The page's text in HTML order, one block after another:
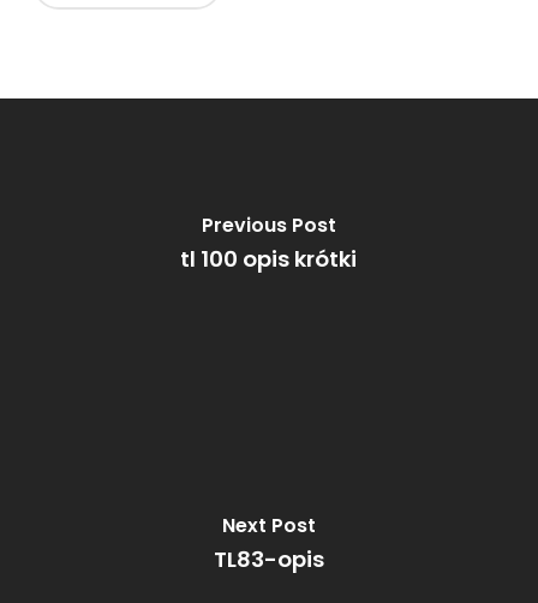
Previous Post
tl 100 opis krótki
Next Post
TL83-opis